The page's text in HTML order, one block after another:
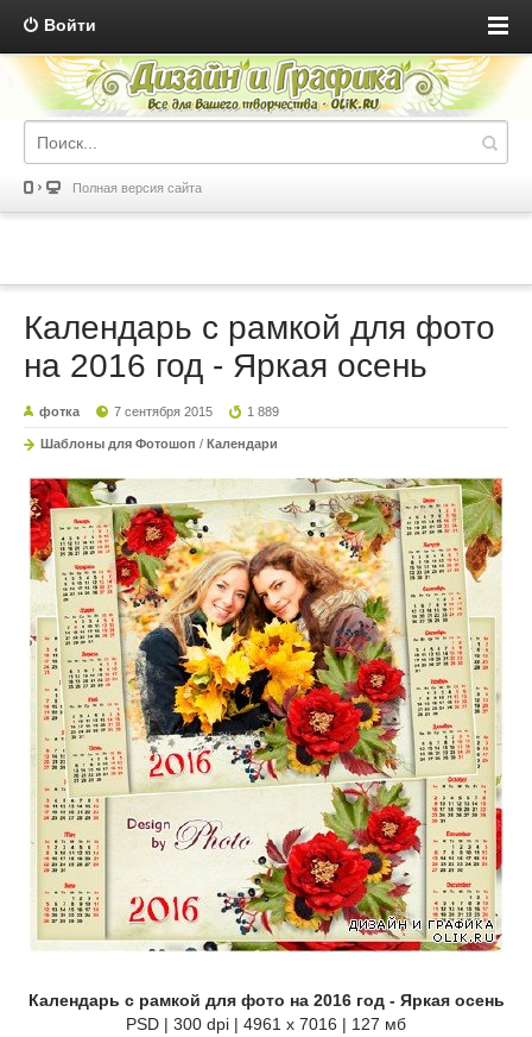
Войти
Полная версия сайта
Календарь с рамкой для фото
на 2016 год - Яркая осень
фотка 7 сентября 2015 1 889
Шаблоны для Фотошоп / Календари
Календарь с рамкой для фото на 2016 год - Яркая осень
PSD | 300 dpi | 4961 x 7016 | 127 мб